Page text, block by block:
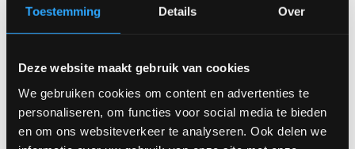
Toestemming Details Over
Deze website maakt gebruik van cookies
We gebruiken cookies om content en advertenties te
personaliseren, om functies voor social media te bieden
en om ons websiteverkeer te analyseren. Ook delen we
boeken, accessoires en decoratie stijlvol te presenteren. De
georganiseerd interieur. Een echte blikvanger die functionaliteit
Benieuwd naar de mogelijkheden? Kom langs in onze showroom
en ontdek de Sanne wandkast. Dankzij het maatwerk is deze
volledig samen te stellen in verschillende kleuren, opstellingen